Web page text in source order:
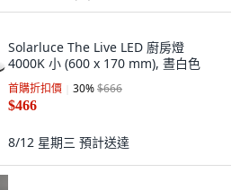
Solarluce The Live LED 廚房燈
4000K 小 (600 x 170 mm), 晝白色
首購折扣價 30%$666
$466
8/12 星期三 預計送達